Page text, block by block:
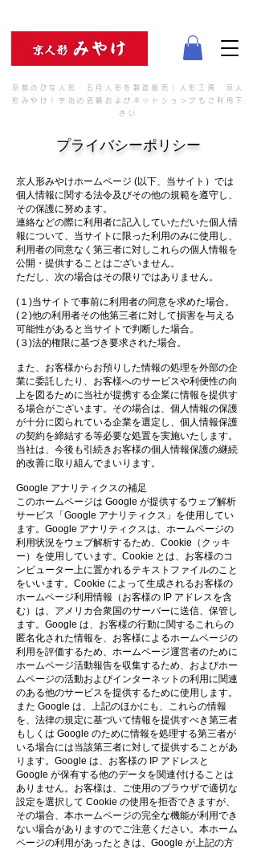
京都のひな人形・五月人形を製造販売｜人形工房 京人
形みやけ｜宇治の店舗およびネットショップもご利用下
さい
プライバシーポリシー
京人形みやけホームページ (以下、当サイト）では
個人情報に関する法令及びその他の規範を遵守し、
その保護に努めます。
連絡などの際に利用者に記入していただいた個人情
報について、当サイトに限った利用のみに使用し、
利用者の同意なく第三者に対しこれらの個人情報を
公開・提供することはございません。
ただし、次の場合はその限りではありません。
(１)当サイトで事前に利用者の同意を求めた場合。
(２)他の利用者その他第三者に対して損害を与える
可能性があると当サイトで判断した場合。
(３)法的権限に基づき要求された場合。
また、お客様からお預りした情報の処理を外部の企
業に委託したり、お客様へのサービスや利便性の向
上を図るために当社が提携する企業に情報を提供す
る場合がございます。その場合は、個人情報の保護
が十分に図られている企業を選定し、個人情報保護
の契約を締結する等必要な処置を実施いたします。
当社は、今後も引続きお客様の個人情報保護の継続
的改善に取り組んでまいります。
Google アナリティクスの補足
このホームページは Google が提供するウェブ解析
サービス「Google アナリティクス」を使用してい
ます。Google アナリティクスは、ホームページの
利用状況をウェブ解析するため、Cookie（クッキ
ー）を使用しています。Cookie とは、お客様のコ
ンピューター上に置かれるテキストファイルのこと
をいいます。Cookie によって生成されるお客様の
ホームページ利用情報（お客様の IP アドレスを含
む）は、アメリカ合衆国のサーバーに送信、保管し
ます。Google は、お客様の行動に関するこれらの
匿名化された情報を、お客様によるホームページの
利用を評価するため、ホームページ運営者のために
ホームページ活動報告を収集するため、およびホー
ムページの活動およびインターネットの利用に関連
のある他のサービスを提供するために使用します。
また Google は、上記のほかにも、これらの情報
を、法律の規定に基づいて情報を提供すべき第三者
もしくは Google のために情報を処理する第三者が
いる場合には当該第三者に対して提供することがあ
ります。Google は、お客様の IP アドレスと
Google が保有する他のデータを関連付けることは
ありません。お客様は、ご使用のブラウザで適切な
設定を選択して Cookie の使用を拒否できますが、
その場合、本ホームページの完全な機能が利用でき
ない場合がありますのでご注意ください。本ホーム
ページの利用があったときは、Google が上記の方